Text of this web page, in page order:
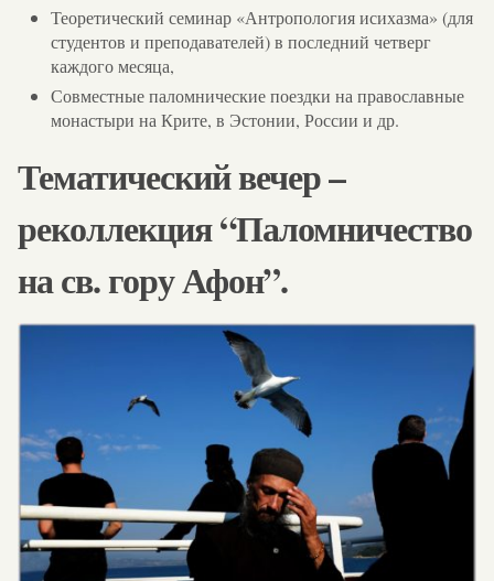
Теоретический семинар «Антропология исихазма» (для
студентов и преподавателей) в последний четверг
каждого месяца,
Совместные паломнические поездки на православные
монастыри на Крите, в Эстонии, России и др.
Тематический вечер –
реколлекция “Паломничество
на св. гору Афон”.